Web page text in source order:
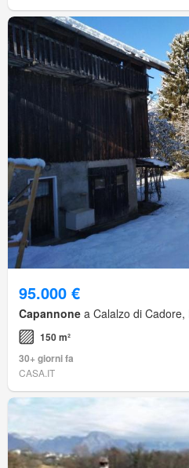
95.000 €
Capannone a Calalzo di
150 m²
30+ giorni fa
CASA.IT